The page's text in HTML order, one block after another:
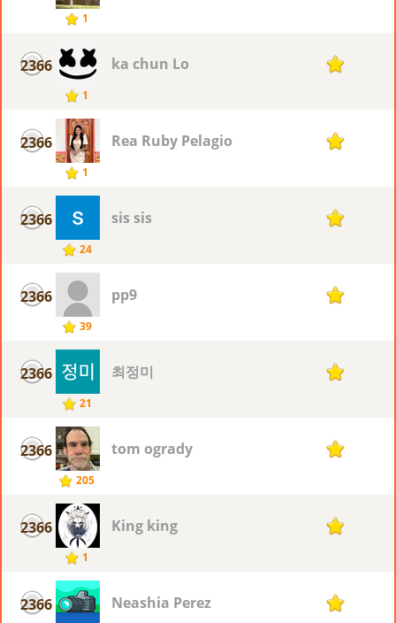
1
2366
1
ka chun Lo 1
2366
1
Rea Ruby Pelagio 1
2366
24
sis sis 1
2366
39
pp9 1
2366
21
최정미 1
2366
205
tom ogrady 1
2366
1
King king 1
2366 Neashia Perez 1